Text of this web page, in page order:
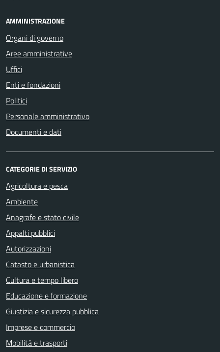
AMMINISTRAZIONE
Organi di governo
Aree amministrative
Uffici
Enti e fondazioni
Politici
Personale amministrativo
Documenti e dati
CATEGORIE DI SERVIZIO
Agricoltura e pesca
Ambiente
Anagrafe e stato civile
Appalti pubblici
Autorizzazioni
Catasto e urbanistica
Cultura e tempo libero
Educazione e formazione
Giustizia e sicurezza pubblica
Imprese e commercio
Mobilità e trasporti